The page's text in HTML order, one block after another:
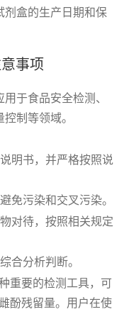
剂盒的生产日期和保
事项
于食品安全检测、
制等领域。
明书，并严格按照说
免污染和交叉污染。
对待，按照相关规定
合分析判断。
重要的检测工具，可
酚残留量。用户在使